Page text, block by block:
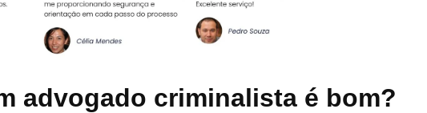
advogado criminalista é bom?